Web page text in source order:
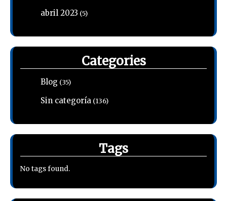
abril 2023 (5)
Categories
Blog (35)
Sin categoría (136)
Tags
No tags found.